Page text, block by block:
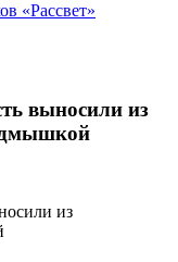
«Рассвет»
выносили из